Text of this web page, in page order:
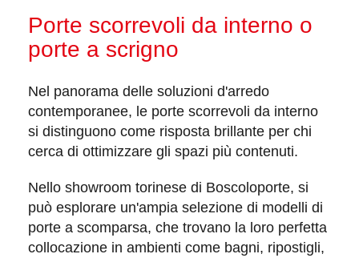
Porte scorrevoli da interno o
porte a scrigno
Nel panorama delle soluzioni d'arredo
contemporanee, le porte scorrevoli da interno
si distinguono come risposta brillante per chi
cerca di ottimizzare gli spazi più contenuti.
Nello showroom torinese di Boscoloporte, si
può esplorare un'ampia selezione di modelli di
porte a scomparsa, che trovano la loro perfetta
collocazione in ambienti come bagni, ripostigli,